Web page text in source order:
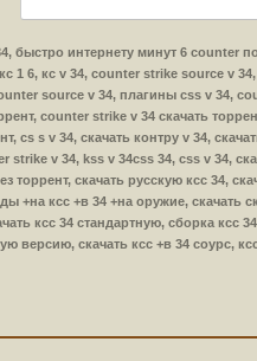
быстро интернету минут 6 counter
1 6, кс v 34, counter strike source v
source v 34, плагины css v 34,
counter strike v 34 скачать
cs s v 34, скачать контру v 34,
v 34, kss v 34css 34, css v 34,
торрент, скачать русскую ксс 34,
+на ксс +в 34 +на оружие, скачать
ксс 34 стандартную, сборка ксс
версию, скачать ксс +в 34 соурс,